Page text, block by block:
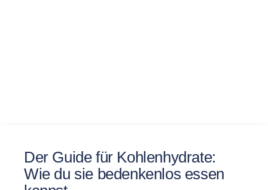
Der Guide für Kohlenhydrate:
Wie du sie bedenkenlos essen